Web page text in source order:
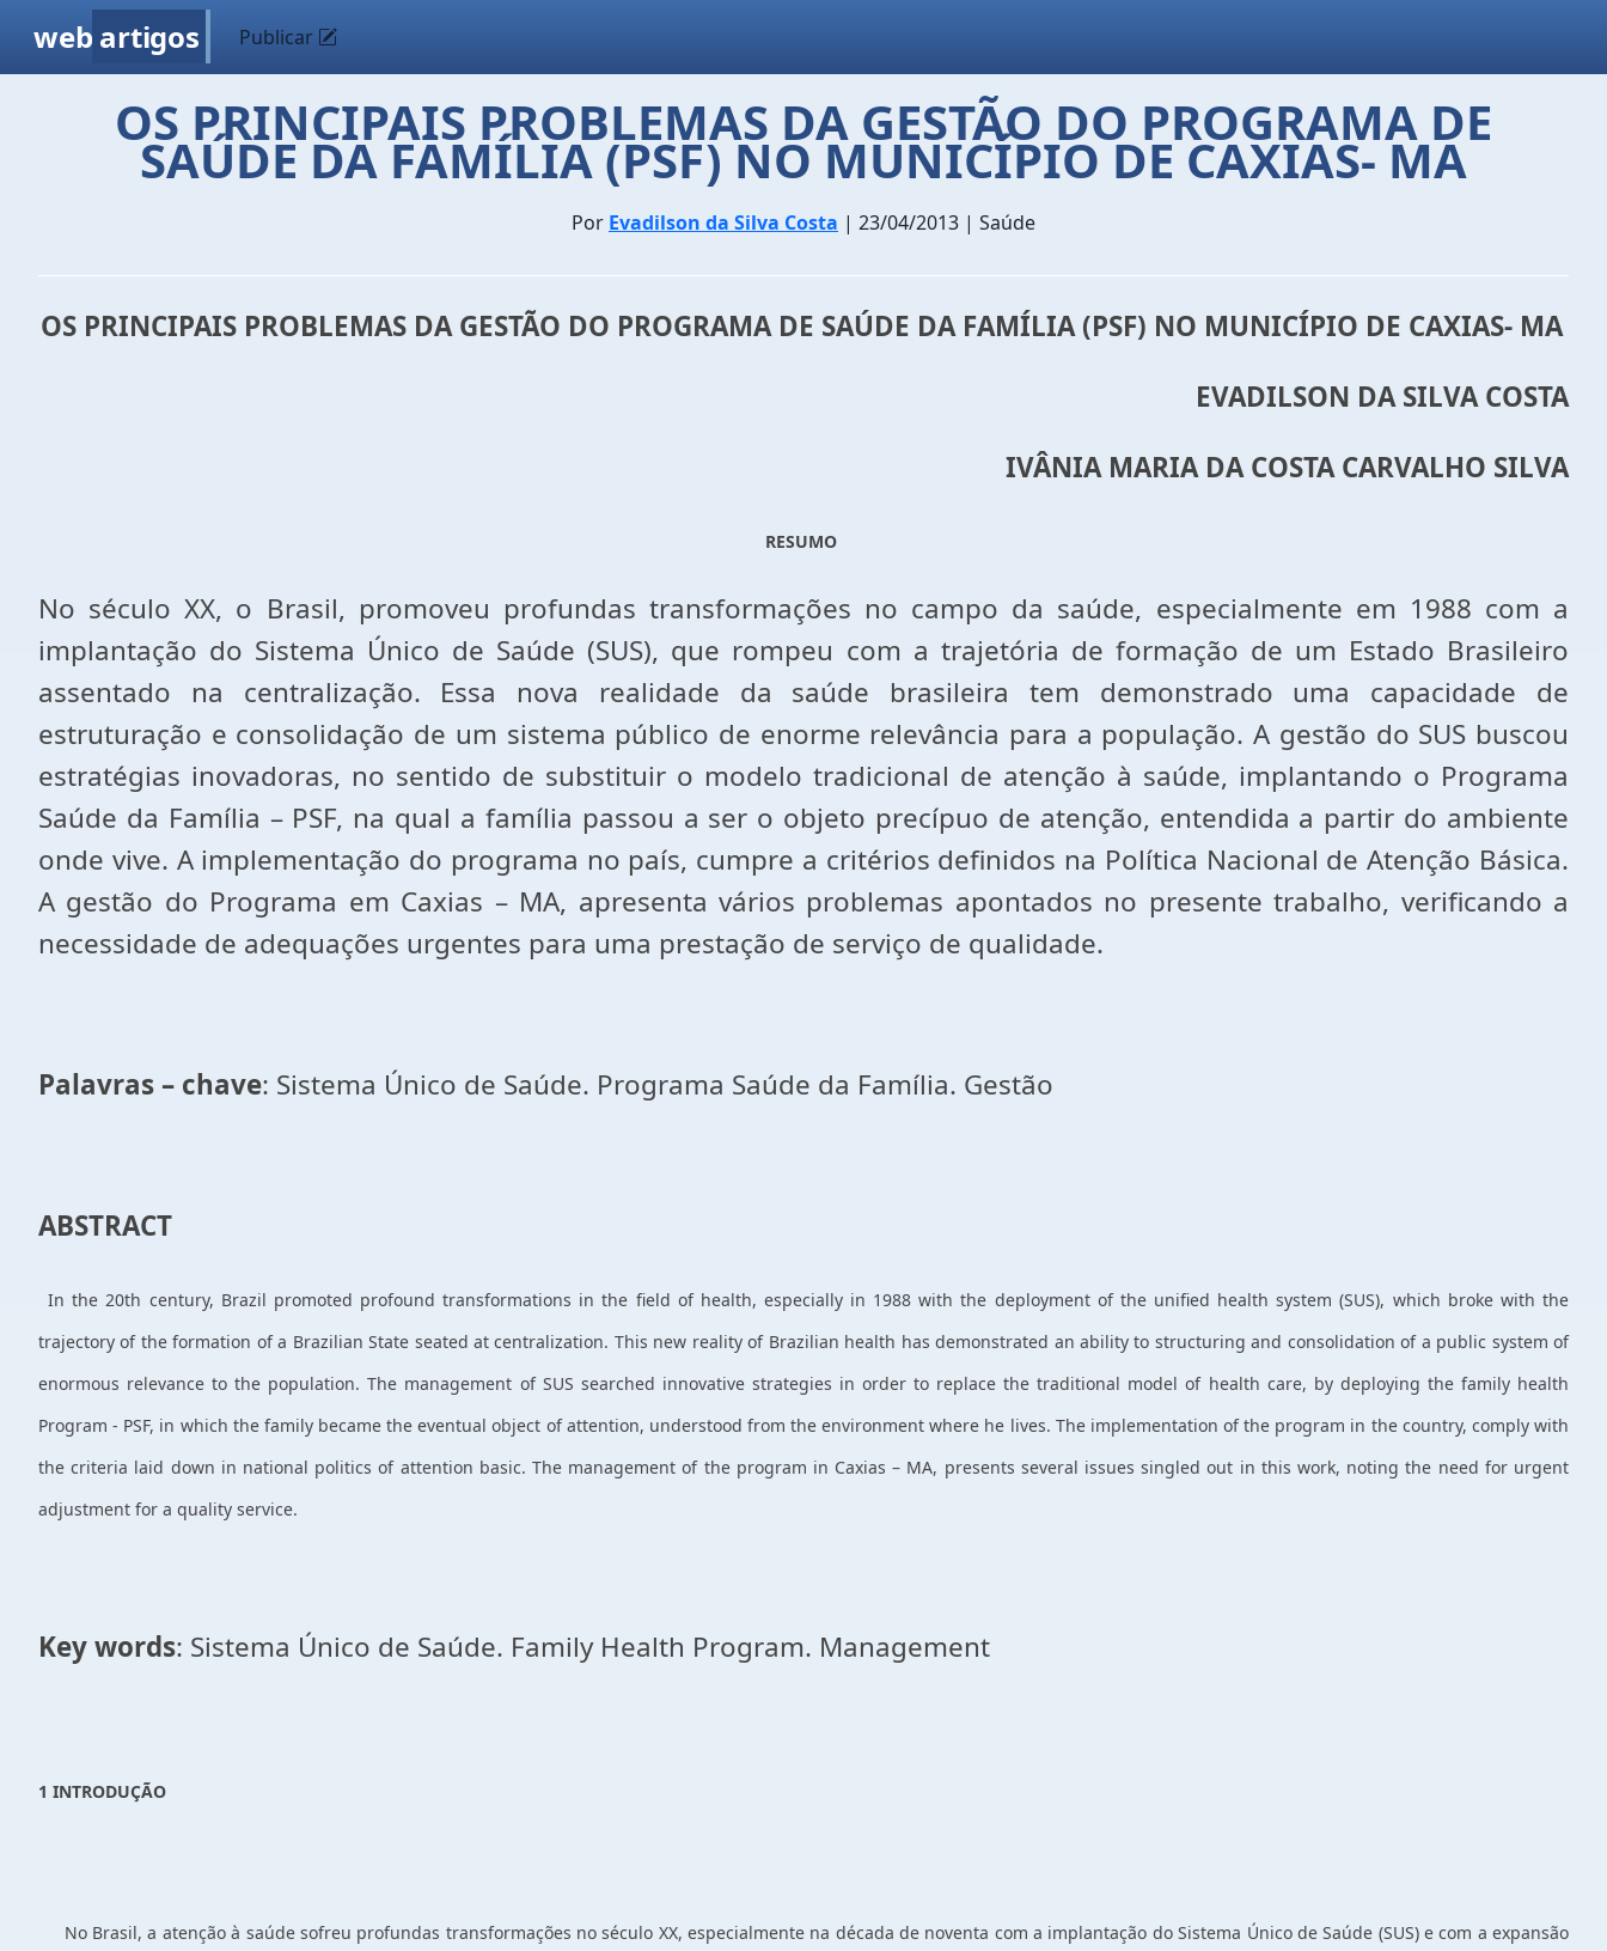
web artigos Publicar
OS PRINCIPAIS PROBLEMAS DA GESTÃO DO PROGRAMA DE
SAÚDE DA FAMÍLIA (PSF) NO MUNICÍPIO DE CAXIAS- MA
Por Evadilson da Silva Costa | 23/04/2013 | Saúde
OS PRINCIPAIS PROBLEMAS DA GESTÃO DO PROGRAMA DE SAÚDE DA FAMÍLIA (PSF) NO MUNICÍPIO DE CAXIAS- MA
EVADILSON DA SILVA COSTA
IVÂNIA MARIA DA COSTA CARVALHO SILVA
RESUMO
No século XX, o Brasil, promoveu profundas transformações no campo da saúde, especialmente em 1988 com a
implantação do Sistema Único de Saúde (SUS), que rompeu com a trajetória de formação de um Estado Brasileiro
assentado na centralização. Essa nova realidade da saúde brasileira tem demonstrado uma capacidade de
estruturação e consolidação de um sistema público de enorme relevância para a população. A gestão do SUS buscou
estratégias inovadoras, no sentido de substituir o modelo tradicional de atenção à saúde, implantando o Programa
Saúde da Família – PSF, na qual a família passou a ser o objeto precípuo de atenção, entendida a partir do ambiente
onde vive. A implementação do programa no país, cumpre a critérios definidos na Política Nacional de Atenção Básica.
A gestão do Programa em Caxias – MA, apresenta vários problemas apontados no presente trabalho, verificando a
necessidade de adequações urgentes para uma prestação de serviço de qualidade.
Palavras – chave: Sistema Único de Saúde. Programa Saúde da Família. Gestão
ABSTRACT
In the 20th century, Brazil promoted profound transformations in the field of health, especially in 1988 with the deployment of the unified health system (SUS), which broke with the
trajectory of the formation of a Brazilian State seated at centralization. This new reality of Brazilian health has demonstrated an ability to structuring and consolidation of a public system of
enormous relevance to the population. The management of SUS searched innovative strategies in order to replace the traditional model of health care, by deploying the family health
Program - PSF, in which the family became the eventual object of attention, understood from the environment where he lives. The implementation of the program in the country, comply with
the criteria laid down in national politics of attention basic. The management of the program in Caxias – MA, presents several issues singled out in this work, noting the need for urgent
adjustment for a quality service.
Key words: Sistema Único de Saúde. Family Health Program. Management
1 INTRODUÇÃO
No Brasil, a atenção à saúde sofreu profundas transformações no século XX, especialmente na década de noventa com a implantação do Sistema Único de Saúde (SUS) e com a expansão